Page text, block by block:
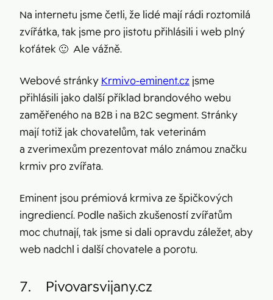
Na internetu jsme četli, že lidé mají rádi roztomilá
zvířátka, tak jsme pro jistotu přihlásili i web plný
koťátek 🙂 Ale vážně.
Webové stránky Krmivo-eminent.cz jsme
přihlásili jako další příklad brandového webu
zaměřeného na B2B i na B2C segment. Stránky
mají totiž jak chovatelům, tak veterinám
a zverimexům prezentovat málo známou značku
krmiv pro zvířata.
Eminent jsou prémiová krmiva ze špičkových
ingrediencí. Podle našich zkušeností zvířatům
moc chutnají, tak jsme si dali opravdu záležet, aby
web nadchl i další chovatele a porotu.
7. Pivovarsvijany.cz